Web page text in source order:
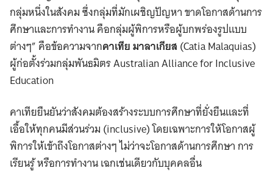
for:
กลุ่มหนึ่งในสังคม ซึ่งกลุ่มที่มักเผชิญปัญหา ขาดโอกาสด้านการ
ศึกษาและการทำงาน คือกลุ่มผู้พิการหรือผู้บกพร่องรูปแบบ
ต่างๆ” คือข้อความจากคาเทีย มาลาเกียส (Catia Malaquias)
ผู้ก่อตั้งร่วมกลุ่มพันธมิตร Australian Alliance for Inclusive
Education
คาเทียยืนยันว่าสังคมต้องสร้างระบบการศึกษาที่ยั่งยืนและที่
เอื้อให้ทุกคนมีส่วนร่วม (inclusive) โดยเฉพาะการให้โอกาสผู้
พิการให้เข้าถึงโอกาสต่างๆ ไม่ว่าจะโอกาสด้านการศึกษา การ
เรียนรู้ หรือการทำงาน เฉกเช่นเดียวกับบุคคลอื่น